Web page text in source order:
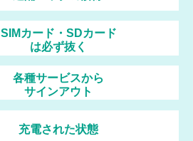
SIMカード・SDカード
は必ず抜く
各種サービスから
サインアウト
充電された状態